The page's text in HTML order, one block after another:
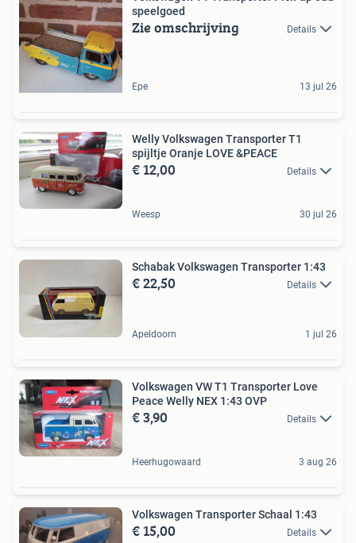
speelgoed
Zie omschrijving Details
Epe 13 jul 26
Welly Volkswagen Transporter T1
spijltje Oranje LOVE &PEACE
€ 12,00 Details
Weesp 30 jul 26
Schabak Volkswagen Transporter 1:43
€ 22,50 Details
Apeldoorn 1 jul 26
Volkswagen VW T1 Transporter Love
Peace Welly NEX 1:43 OVP
€ 3,90 Details
Heerhugowaard 3 aug 26
Volkswagen Transporter Schaal 1:43
€ 15,00 Details